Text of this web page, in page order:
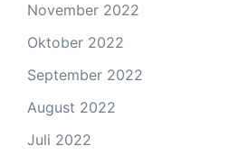
November 2022
Oktober 2022
September 2022
August 2022
Juli 2022